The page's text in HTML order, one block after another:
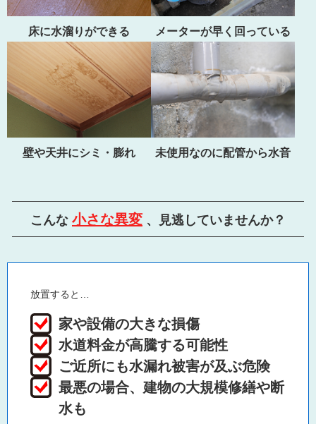
床に水溜りができる メーターが早く回っている
壁や天井にシミ・膨れ 未使用なのに配管から水音
こんな 小さな異変 、見逃していませんか？
放置すると…
家や設備の大きな損傷
水道料金が高騰する可能性
ご近所にも水漏れ被害が及ぶ危険
最悪の場合、建物の大規模修繕や断
水も